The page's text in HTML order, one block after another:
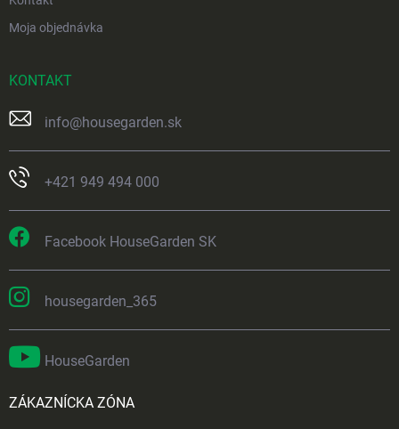
Moja objednávka
KONTAKT
info@housegarden.sk
+421 949 494 000
Facebook HouseGarden SK
housegarden_365
HouseGarden
ZÁKAZNÍCKA ZÓNA